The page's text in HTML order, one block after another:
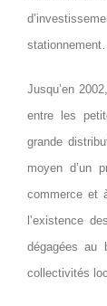
Jusqu’en
entre les
grande
moyen d’un
commerce et
l’existence
dégagées au
collectivités